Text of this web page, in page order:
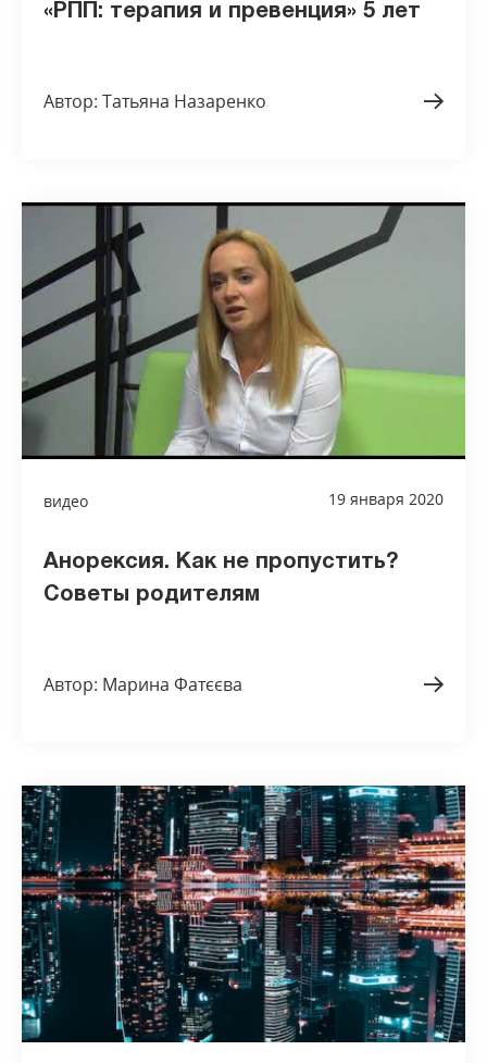
«РПП: терапия и превенция» 5 лет
Автор: Татьяна Назаренко
видео 19 января 2020
Анорексия. Как не пропустить?
Советы родителям
Автор: Марина Фатєєва